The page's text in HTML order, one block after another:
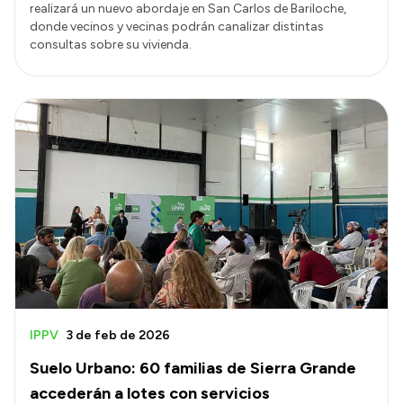
realizará un nuevo abordaje en San Carlos de Bariloche,
donde vecinos y vecinas podrán canalizar distintas
consultas sobre su vivienda.
Suelo Urbano: 60 familias de Sierra Grande
accederán a lotes con servicios
IPPV 3 de feb de 2026